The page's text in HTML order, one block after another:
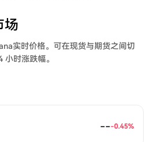
场
实时价格。可在现货与期货之间切
时涨跌幅。
---0.45%